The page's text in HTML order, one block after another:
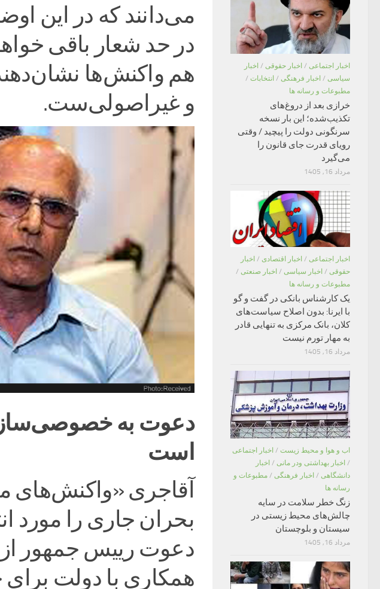
می‌دانند که در این
در حد شعار باقی
هم واکنش‌ها
و غیراصولی‌ست.
دعوت به خصوصی‌سازی
است
آقاجری «واکنش‌های
بحران جاری را مورد
دعوت رییس جمهور
همکاری با دولت
اخبار اجتماعی / اخبار حقوقی / اخبار
سیاسی / اخبار فرهنگی / انتخابات /
مطبوعات و رسانه ها
خرازی بعد از دروغ‌های
تکذیب‌شده؛ این بار نسخه
سرنگونی دولت را پیچید / وقتی
رویای قدرت جای قانون را
می‌گیرد
مرداد 16, 1405
اخبار اجتماعی / اخبار اقتصادی / اخبار
حقوقی / اخبار سیاسی / اخبار صنعتی /
مطبوعات و رسانه ها
یک کارشناس بانکی در گفت و گو
با ایرنا: بدون اصلاح سیاست‌های
کلان، بانک مرکزی به تنهایی قادر
به مهار تورم نیست
مرداد 16, 1405
اب و هوا و محیط زیست / اخبار اجتماعی
/ اخبار بهداشتی ودر مانی / اخبار
دانشگاهی / اخبار فرهنگی / مطبوعات و
رسانه ها
زنگ خطر سلامت در سایه
چالش‌های محیط زیستی در
سیستان و بلوچستان
مرداد 16, 1405